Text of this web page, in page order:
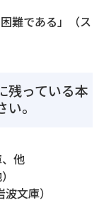
難である」（ス
残っている本
。
他
文庫）